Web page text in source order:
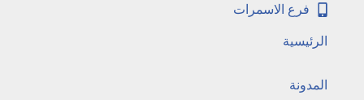
فرع الاسمرات
الرئيسية
المدونة